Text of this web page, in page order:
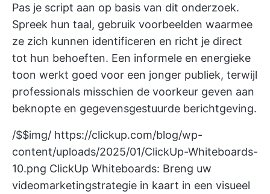
Pas je script aan op basis van dit onderzoek.
Spreek hun taal, gebruik voorbeelden waarmee
ze zich kunnen identificeren en richt je direct
tot hun behoeften. Een informele en energieke
toon werkt goed voor een jonger publiek, terwijl
professionals misschien de voorkeur geven aan
beknopte en gegevensgestuurde berichtgeving.
/$$img/ https://clickup.com/blog/wp-
content/uploads/2025/01/ClickUp-Whiteboards-
10.png ClickUp Whiteboards: Breng uw
videomarketingstrategie in kaart in een visueel